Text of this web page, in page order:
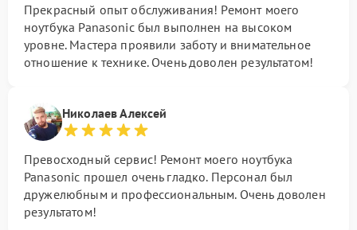
Прекрасный опыт обслуживания! Ремонт моего
ноутбука Panasonic был выполнен на высоком
уровне. Мастера проявили заботу и внимательное
отношение к технике. Очень доволен результатом!
Николаев Алексей
Превосходный сервис! Ремонт моего ноутбука
Panasonic прошел очень гладко. Персонал был
дружелюбным и профессиональным. Очень доволен
результатом!